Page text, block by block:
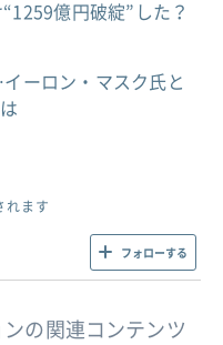
億円破綻”した？
ーロン・マスク氏と
れます
フォローする
の関連コンテンツ